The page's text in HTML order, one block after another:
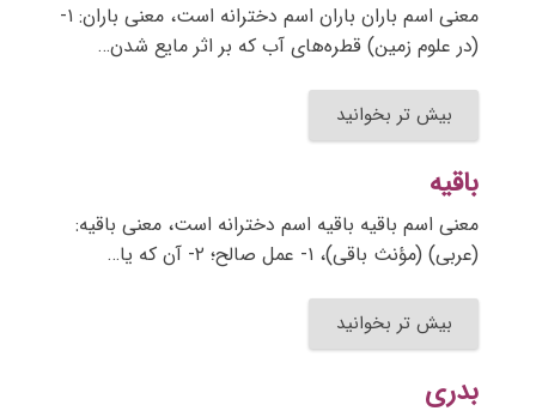
معنی اسم باران باران اسم دخترانه است، معنی باران: ۱-
(در علوم زمین) قطره‌های آب که بر اثر مایع شدن…
بیش تر بخوانید
باقیه
معنی اسم باقیه باقیه اسم دخترانه است، معنی باقیه:
(عربی) (مؤنث باقی)، ۱- عمل صالح؛ ۲- آن که یا…
بیش تر بخوانید
بدری